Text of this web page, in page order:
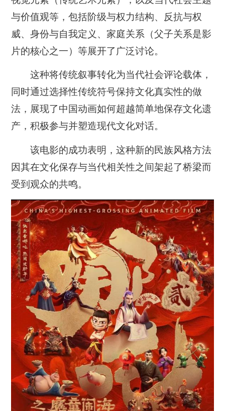
与价值观等，包括阶级与权力结构、反抗与权
威、身份与自我定义、家庭关系（父子关系是影
片的核心之一）等展开了广泛讨论。
这种将传统叙事转化为当代社会评论载体，
同时通过选择性传统符号保持文化真实性的做
法，展现了中国动画如何超越简单地保存文化遗
产，积极参与并塑造现代文化对话。
该电影的成功表明，这种新的民族风格方法
因其在文化保存与当代相关性之间架起了桥梁而
受到观众的共鸣。